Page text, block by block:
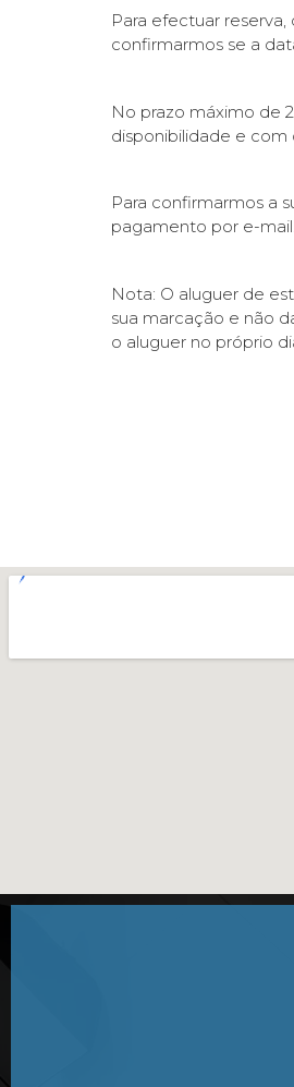
Para efectuar
confirmarmos se a
No prazo máximo de
disponibilidade e com
Para confirmarmos a
pagamento por e-mail.
Nota: O aluguer de
sua marcação e não
o aluguer no próprio